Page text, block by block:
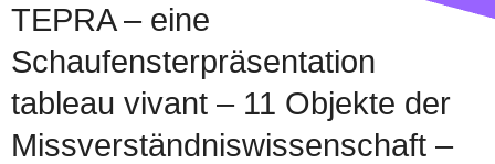
TEPRA – eine
Schaufensterpräsentation
tableau vivant – 11 Objekte der
Missverständniswissenschaft –